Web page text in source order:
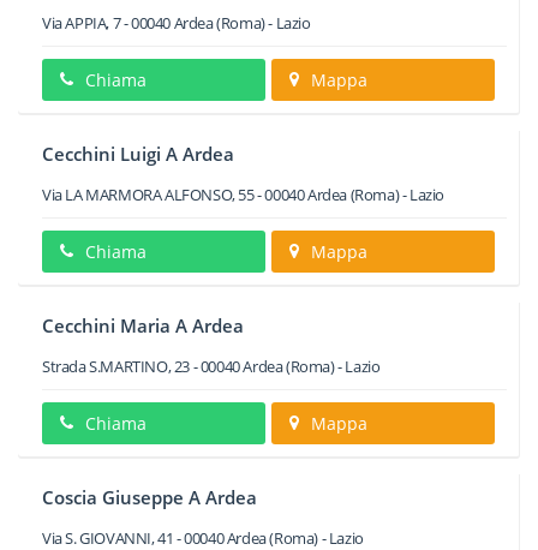
Via APPIA, 7-00040Ardea(Roma) - Lazio
Chiama Mappa
Cecchini Luigi A Ardea
Via LA MARMORA ALFONSO, 55-00040Ardea(Roma) -Lazio
Chiama Mappa
Cecchini Maria A Ardea
Strada S.MARTINO, 23-00040Ardea(Roma) -Lazio
Chiama Mappa
Coscia Giuseppe A Ardea
Via S. GIOVANNI, 41 -00040Ardea(Roma) -Lazio